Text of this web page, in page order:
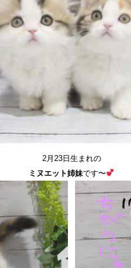
2月23日生まれの
ミヌエット姉妹です〜